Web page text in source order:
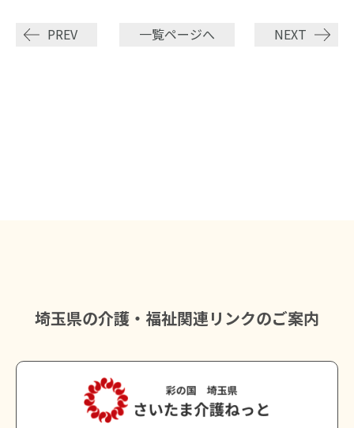
PREV 一覧ページへ NEXT
埼玉県の介護・福祉関連リンクのご案内